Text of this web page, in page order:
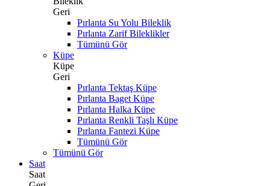
Geri
Pırlanta Su Yolu Bileklik
Pırlanta Zarif Bileklikler
Tümünü Gör
Küpe
Küpe
Geri
Pırlanta Tektaş Küpe
Pırlanta Baget Küpe
Pırlanta Halka Küpe
Pırlanta Renkli Taşlı Küpe
Pırlanta Fantezi Küpe
Tümünü Gör
Tümünü Gör
Saat
Saat